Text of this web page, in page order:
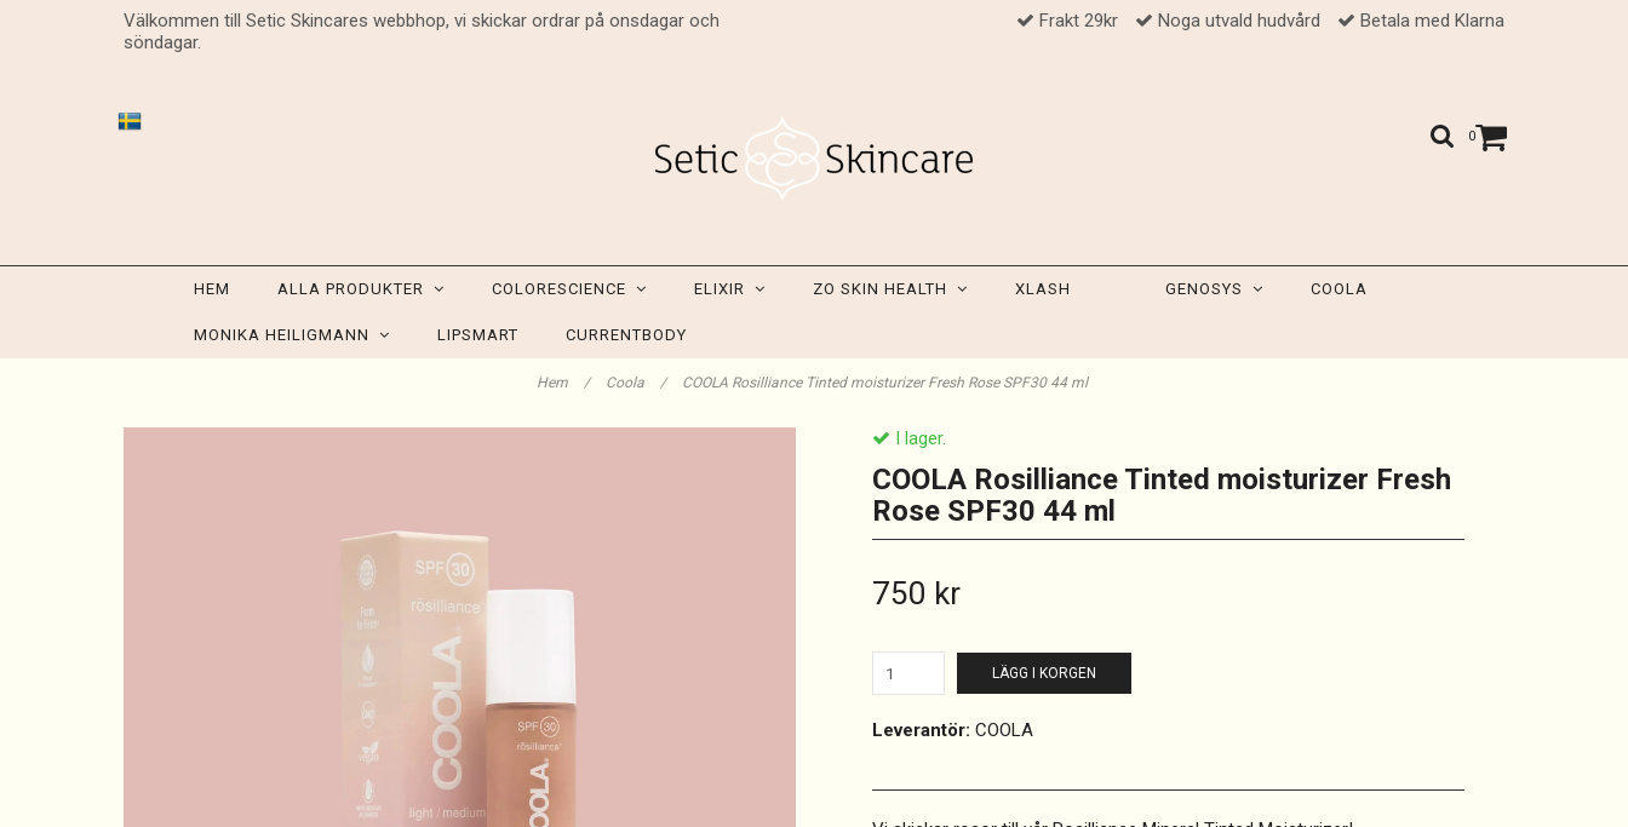
Välkommen till Setic Skincares webbhop, vi skickar ordrar på onsdagar och
söndagar.
Frakt 29kr Noga utvald hudvård Betala med Klarna
0
HEM ALLA PRODUKTER COLORESCIENCE ELIXIR ZO SKIN HEALTH XLASH GENOSYS COOLA
MONIKA HEILIGMANN LIPSMART CURRENTBODY
Hem / Coola / COOLA Rosilliance Tinted moisturizer Fresh Rose SPF30 44 ml
I lager.
COOLA Rosilliance Tinted moisturizer Fresh
Rose SPF30 44 ml
750 kr
LÄGG I KORGEN
Leverantör: COOLA